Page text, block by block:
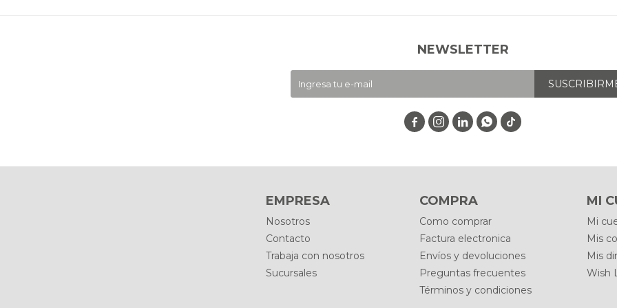
EMPRESA
Nosotros
Contacto
Trabaja con nosotros
Sucursales
COMPRA
Como comprar
Factura electronica
Envíos y devoluciones
Preguntas frecuentes
Términos y condiciones
MI
Mi
Mis
Mis
Wish
NEWSLETTER
   